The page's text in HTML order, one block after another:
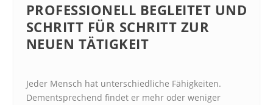
PROFESSIONELL BEGLEITET UND
SCHRITT FÜR SCHRITT ZUR
NEUEN TÄTIGKEIT
Jeder Mensch hat unterschiedliche Fähigkeiten.
Dementsprechend findet er mehr oder weniger